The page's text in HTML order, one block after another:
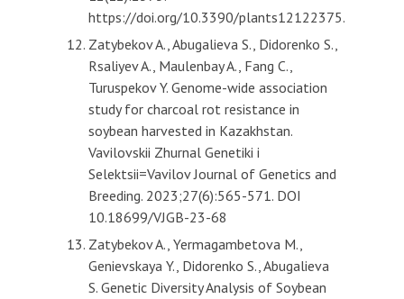
https://doi.org/10.3390/plants12122375.
Zatybekov A., Abugalieva S., Didorenko S.,
Rsaliyev A., Maulenbay A., Fang C.,
Turuspekov Y. Genome-wide association
study for charcoal rot resistance in
soybean harvested in Kazakhstan.
Vavilovskii Zhurnal Genetiki i
Selektsii=Vavilov Journal of Genetics and
Breeding. 2023;27(6):565-571. DOI
10.18699/VJGB-23-68
Zatybekov A., Yermagambetova M.,
Genievskaya Y., Didorenko S., Abugalieva
S. Genetic Diversity Analysis of Soybean